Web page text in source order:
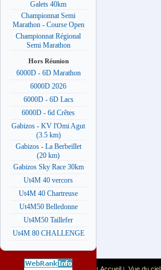
Galets 40km
Championnat Semi
Marathon - Course Open
Championnat Régional
Semi Marathon
Hors Réunion
6000D - 6D Marathon
6000D 2026
6000D - 6D Lacs
6000D - 6d Crêtes
Gabizos - KV l'Omi Agut
(3.5 km)
Gabizos - La Berbeillet
(20 km)
Gabizos Sky Race 30km
Ut4M 40 vercors
Ut4M 40 Chartreuse
Ut4M50 Belledonne
Ut4M50 Taillefer
Ut4M 80 CHALLENGE